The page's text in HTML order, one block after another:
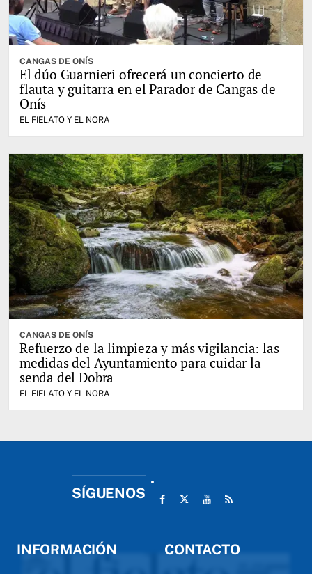
CANGAS DE ONÍS
El dúo Guarnieri ofrecerá un concierto de
flauta y guitarra en el Parador de Cangas de
Onís
EL FIELATO Y EL NORA
CANGAS DE ONÍS
Refuerzo de la limpieza y más vigilancia: las
medidas del Ayuntamiento para cuidar la
senda del Dobra
EL FIELATO Y EL NORA
SÍGUENOS
INFORMACIÓN CONTACTO